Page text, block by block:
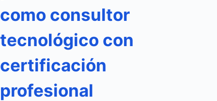
como consultor
tecnológico con
certificación
profesional